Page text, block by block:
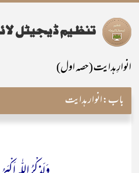
انوارِ ہدایت (حصہ اول)
باب:انوار ہدایت